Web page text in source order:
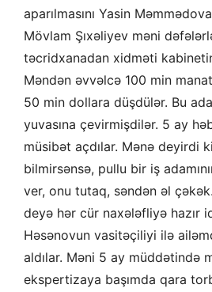
aparılmasını Yasin
Mövlam Şıxəliyev məni
təcridxanadan xidməti
Məndən əvvəlcə 100 min
50 min dollara düşdülər. Bu
yuvasına çevirmişdilər. 5 ay
müsibət açdılar. Mənə deyirdi
bilmirsənsə, pullu bir iş
ver, onu tutaq, səndən əl
deyə hər cür naxələfliyə hazır
Həsənovun vasitəçiliyi ilə
aldılar. Məni 5 ay müddətində
ekspertizaya başımda qara